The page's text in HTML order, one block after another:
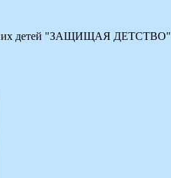
детей "ЗАЩИЩАЯ ДЕТСТВО"